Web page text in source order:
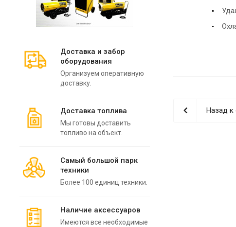
Назад к
Доставка и забор
оборудования
Организуем оперативную
доставку.
Доставка топлива
Мы готовы доставить
топливо на объект.
Самый большой парк
техники
Более 100 единиц техники.
Наличие аксессуаров
Имеются все необходимые